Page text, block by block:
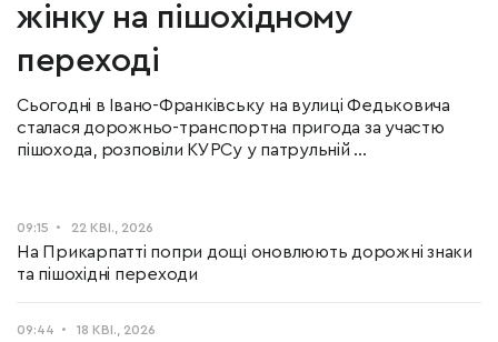
жінку на пішохідному
переході
Сьогодні в Івано-Франківську на вулиці Федьковича
сталася дорожньо-транспортна пригода за участю
пішохода, розповіли КУРСу у патрульній ...
09:15 22 КВІ., 2026
На Прикарпатті попри дощі оновлюють дорожні знаки
та пішохідні переходи
09:44 18 КВІ., 2026